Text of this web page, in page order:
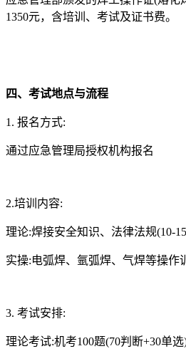
1350元，含培训、考试及证书费。
四、考试地点与流程
1. 报名方式:
通过应急管理局授权机构报名
2.培训内容:
理论:焊接安全知识、法律法规(10-
实操:电弧焊、氩弧焊、气焊等操作
3. 考试安排:
理论考试:机考100题(70判断+30单